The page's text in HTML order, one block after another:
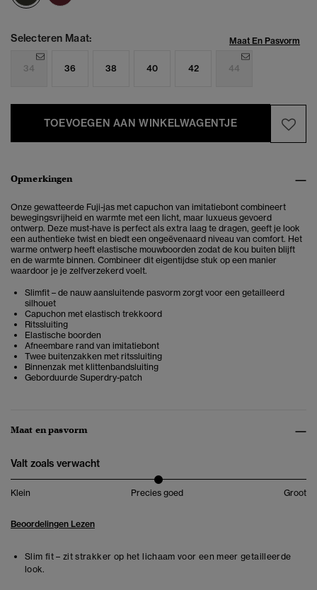
Selecteren Maat: Maat En Pasvorm
34 36 38 40 42 44
TOEVOEGEN AAN WINKELWAGENTJE
Opmerkingen
Onze gewatteerde Fuji-jas met capuchon van imitatiebont combineert
bewegingsvrijheid en warmte met een licht, maar luxueus gevoerd
ontwerp. Deze must-have is perfect als extra laag te dragen, geeft je look
een authentieke twist en biedt een ongeëvenaard niveau van comfort. Het
warme ontwerp heeft elastische mouwboorden zodat de kou buiten blijft
en de warmte binnen. Combineer dit eigentijdse stuk op een manier
waardoor je je zelfverzekerd voelt.
Slimfit – de nauw aansluitende pasvorm zorgt voor een getailleerd
silhouet
Capuchon met elastisch trekkoord
Ritssluiting
Elastische boorden
Afneembare rand van imitatiebont
Twee buitenzakken met ritssluiting
Binnenzak met klittenbandsluiting
Geborduurde Superdry-patch
Maat en pasvorm
Valt zoals verwacht
Klein Precies goed Groot
Beoordelingen Lezen
Slim fit – zit strakker op het lichaam voor een meer getailleerde
look.